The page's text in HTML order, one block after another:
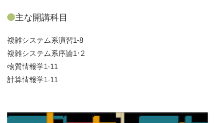
主な開講科目
複雑システム系演習1-8
複雑システム系序論1･2
物質情報学1-11
計算情報学1-11